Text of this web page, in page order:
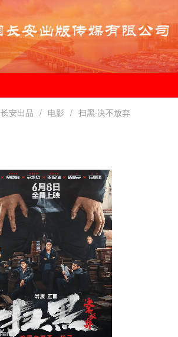
长安出品 电影 扫黑·决不放弃